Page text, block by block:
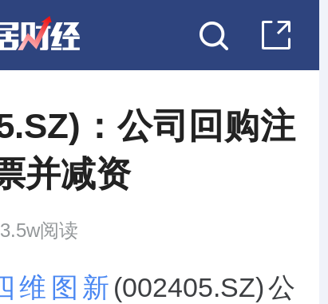
：公司回购注
并减资
阅读
维图新 (002405.SZ)公